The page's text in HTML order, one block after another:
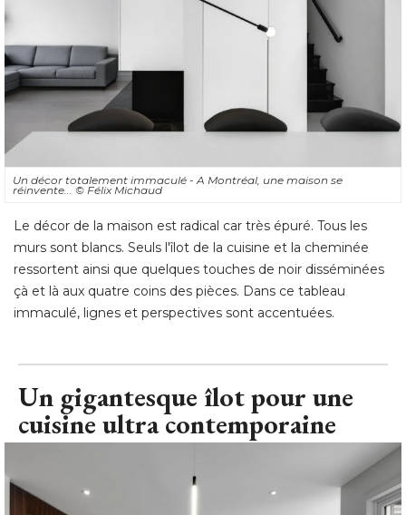
Un décor totalement immaculé - A Montréal, une maison se
réinvente... © Félix Michaud
Le décor de la maison est radical car très épuré. Tous les
murs sont blancs. Seuls l'îlot de la cuisine et la cheminée
ressortent ainsi que quelques touches de noir disséminées
çà et là aux quatre coins des pièces. Dans ce tableau
immaculé, lignes et perspectives sont accentuées.
Un gigantesque îlot pour une
cuisine ultra contemporaine